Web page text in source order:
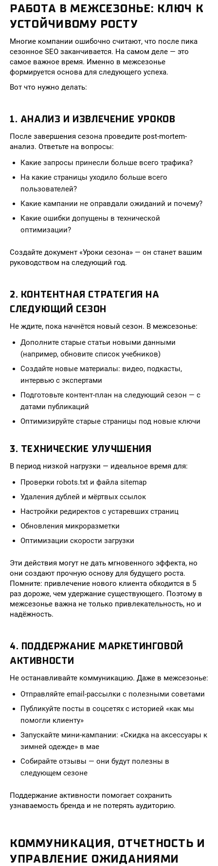
РАБОТА В МЕЖСЕЗОНЬЕ: КЛЮЧ К
УСТОЙЧИВОМУ РОСТУ
Многие компании ошибочно считают, что после пика
сезонное SEO заканчивается. На самом деле — это
самое важное время. Именно в межсезонье
формируется основа для следующего успеха.
Вот что нужно делать:
1. АНАЛИЗ И ИЗВЛЕЧЕНИЕ УРОКОВ
После завершения сезона проведите post-mortem-
анализ. Ответьте на вопросы:
Какие запросы принесли больше всего трафика?
На какие страницы уходило больше всего
пользователей?
Какие кампании не оправдали ожиданий и почему?
Какие ошибки допущены в технической
оптимизации?
Создайте документ «Уроки сезона» — он станет вашим
руководством на следующий год.
2. КОНТЕНТНАЯ СТРАТЕГИЯ НА
СЛЕДУЮЩИЙ СЕЗОН
Не ждите, пока начнётся новый сезон. В межсезонье:
Дополните старые статьи новыми данными
(например, обновите список учебников)
Создайте новые материалы: видео, подкасты,
интервью с экспертами
Подготовьте контент-план на следующий сезон — с
датами публикаций
Оптимизируйте старые страницы под новые ключи
3. ТЕХНИЧЕСКИЕ УЛУЧШЕНИЯ
В период низкой нагрузки — идеальное время для:
Проверки robots.txt и файла sitemap
Удаления дублей и мёртвых ссылок
Настройки редиректов с устаревших страниц
Обновления микроразметки
Оптимизации скорости загрузки
Эти действия могут не дать мгновенного эффекта, но
они создают прочную основу для будущего роста.
Помните: привлечение нового клиента обходится в 5
раз дороже, чем удержание существующего. Поэтому в
межсезонье важна не только привлекательность, но и
надёжность.
4. ПОДДЕРЖАНИЕ МАРКЕТИНГОВОЙ
АКТИВНОСТИ
Не останавливайте коммуникацию. Даже в межсезонье:
Отправляйте email-рассылки с полезными советами
Публикуйте посты в соцсетях с историей «как мы
помогли клиенту»
Запускайте мини-кампании: «Скидка на аксессуары к
зимней одежде» в мае
Собирайте отзывы — они будут полезны в
следующем сезоне
Поддержание активности помогает сохранить
узнаваемость бренда и не потерять аудиторию.
КОММУНИКАЦИЯ, ОТЧЕТНОСТЬ И
УПРАВЛЕНИЕ ОЖИДАНИЯМИ